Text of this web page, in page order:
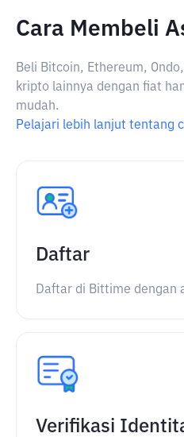
Cara Membeli
Beli Bitcoin, Ethereum,
kripto lainnya dengan fiat
mudah.
Pelajari lebih lanjut tentang
Daftar
Daftar di Bittime dengan
Verifikasi